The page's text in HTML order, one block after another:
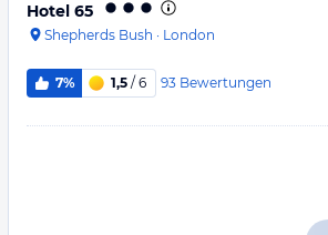
Hotel 65
Shepherds Bush · London
7% 1,5 / 6 93 Bewertungen